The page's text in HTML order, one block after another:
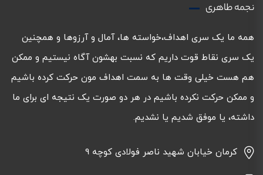
نجمه طاهری
همه ما یک سری اهداف،خواسته ها، آمال و آرزوها و همچنین
یک سری نقاط قوت داریم که نسبت بهشون آگاه نیستیم و ممکن
هم هست خیلی وقت ها به سمت اهداف مون حرکت کرده باشیم
و ممکن حرکت نکرده باشیم در هر دو صورت یک نتیجه ای برای ما
داشته، یا موفق شدیم یا نشدیم.
کرمان خیابان شهید ناصر فولادی کوچه 9